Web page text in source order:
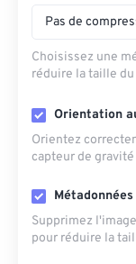
Pas de
Choisissez une
réduire la taille
Orientation
Orientez
capteur de
Supprimez
pour réduire la